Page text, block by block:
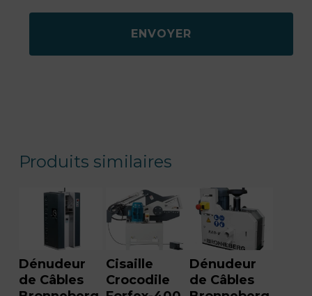
Produits similaires
Dénudeur
de Câbles
Cisaille
Crocodile
Dénudeur
de Câbles